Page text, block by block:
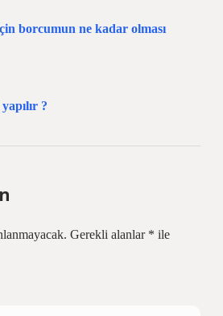
borcumun ne kadar olması
?
Gerekli alanlar * ile